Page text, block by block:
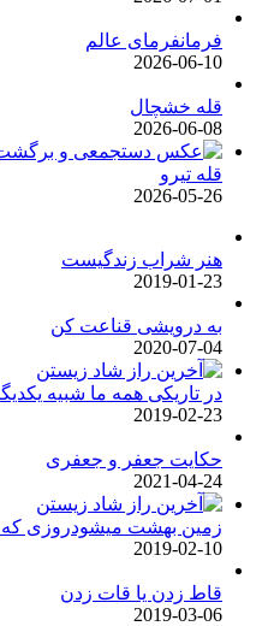
فرمانفرمای عالم
2026-06-10
قله خشچال
2026-06-08
قله تیرو
2026-05-26
هنر شراب زندگیست
2019-01-23
به درویشی قناعت کن
2020-07-04
در تاریکی همه ما شبیه
2019-02-23
حکایت جعفر و جعفری
2021-04-24
زمین بهشت میشودروزی که
2019-02-10
قاط زدن یا قات زدن
2019-03-06